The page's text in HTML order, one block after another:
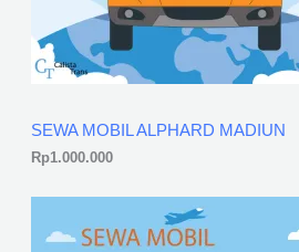
SEWA MOBIL ALPHARD MADIUN
Rp1.000.000